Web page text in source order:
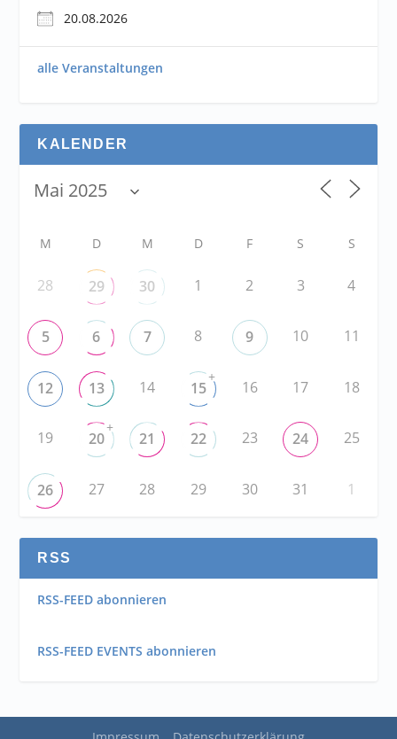
20.08.2026
alle Veranstaltungen
KALENDER
M D M D F S S
28 29 30 1 2 3 4
5 6 7 8 9 10 11
12 13 14 15
+
16 17 18
19 20
+
21 22 23 24 25
26 27 28 29 30 31 1
RSS
RSS-FEED abonnieren
RSS-FEED EVENTS abonnieren